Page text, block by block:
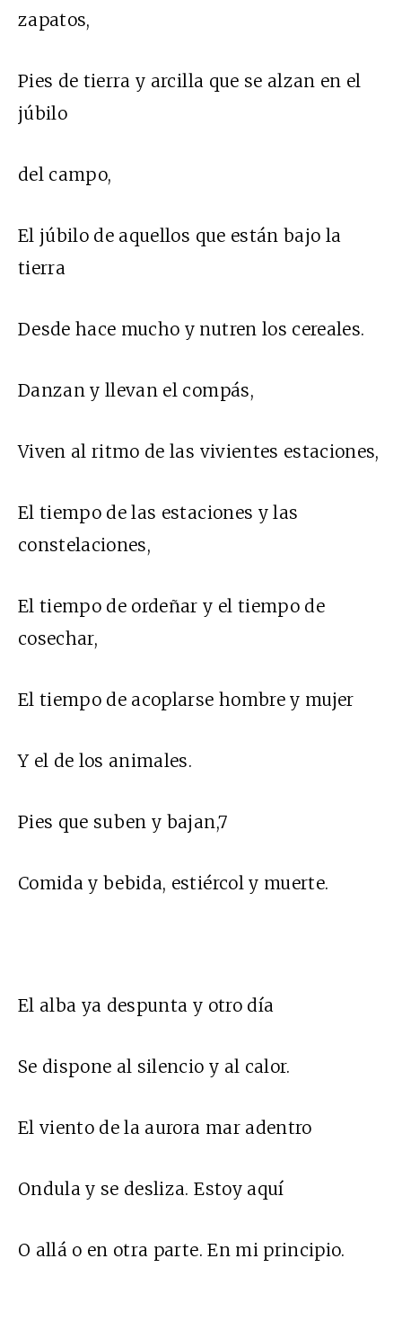
zapatos,
Pies de tierra y arcilla que se alzan en el
júbilo
del campo,
El júbilo de aquellos que están bajo la
tierra
Desde hace mucho y nutren los cereales.
Danzan y llevan el compás,
Viven al ritmo de las vivientes estaciones,
El tiempo de las estaciones y las
constelaciones,
El tiempo de ordeñar y el tiempo de
cosechar,
El tiempo de acoplarse hombre y mujer
Y el de los animales.
Pies que suben y bajan,7
Comida y bebida, estiércol y muerte.
El alba ya despunta y otro día
Se dispone al silencio y al calor.
El viento de la aurora mar adentro
Ondula y se desliza. Estoy aquí
O allá o en otra parte. En mi principio.